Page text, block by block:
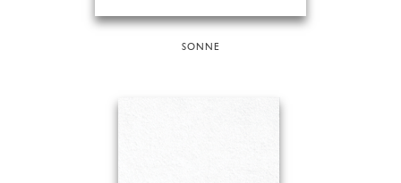
SONNE